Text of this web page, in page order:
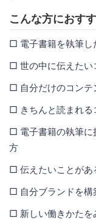
こんな方におす
□ 電子書籍を執筆し
□ 世の中に伝えたい
□ 自分だけのコンテ
□ きちんと読まれる
□ 電子書籍の執筆に
方
□ 伝えたいことがあ
□ 自分ブランドを構
□ 新しい働きかたを